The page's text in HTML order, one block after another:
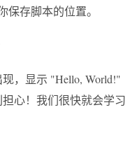
存脚本的位置。
，显示 "Hello, World!"
心！我们很快就会学习